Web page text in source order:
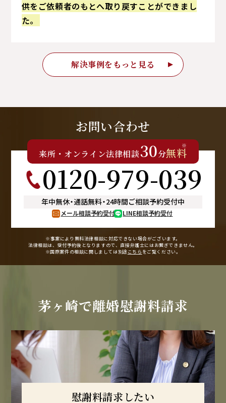
供をご依頼者のもとへ取り戻すことができまし
た。
解決事例をもっと見る
お問い合わせ
来所 ・ オンライン法律相談30分無料
※
0120-979-039
年中無休・通話無料・24時間ご相談予約受付中
メール相談予約受付 LINE相談予約受付
※事案により無料法律相談に対応できない場合がございます。
法律相談は、受付予約後となりますので、 直接弁護士にはお繋ぎできません。
※国際案件の相談に関しましては別途こちら をご覧ください。
茅ヶ崎で離婚慰謝料請求
慰謝料請求したい